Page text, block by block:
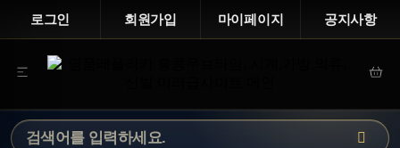
로그인 회원가입 마이페이지 공지사항